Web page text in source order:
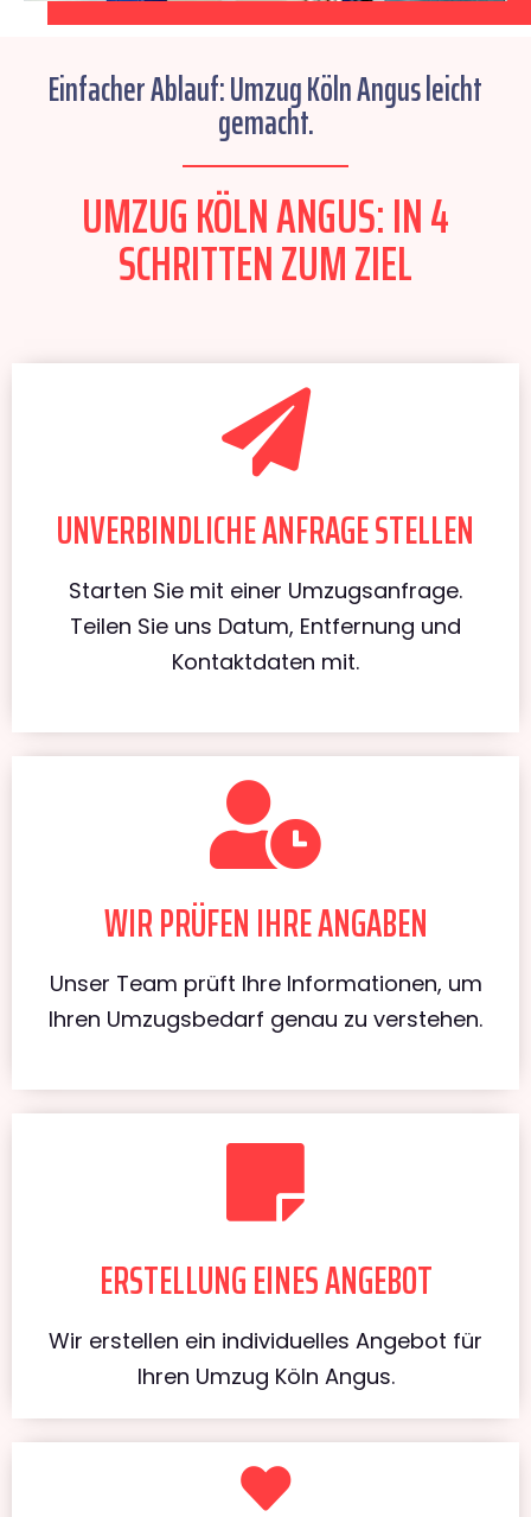
Einfacher Ablauf: Umzug Köln Angus leicht
gemacht.
UMZUG KÖLN ANGUS: IN 4
SCHRITTEN ZUM ZIEL
UNVERBINDLICHE ANFRAGE STELLEN
Starten Sie mit einer Umzugsanfrage.
Teilen Sie uns Datum, Entfernung und
Kontaktdaten mit.
WIR PRÜFEN IHRE ANGABEN
Unser Team prüft Ihre Informationen, um
Ihren Umzugsbedarf genau zu verstehen.
ERSTELLUNG EINES ANGEBOT
Wir erstellen ein individuelles Angebot für
Ihren Umzug Köln Angus.